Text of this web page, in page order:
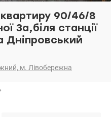
90/46/8
3а,біля станції
Дніпровський
м. Лівобережна